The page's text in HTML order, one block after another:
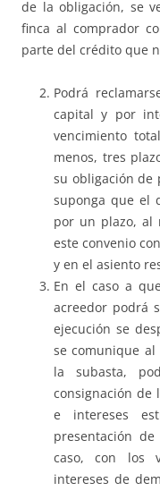
de la obligación, se
finca al comprador
parte del crédito que
Podrá
capital y por
vencimiento
menos, tres
su obligación de
suponga que el
por un plazo, al
este convenio
y en el asiento
En el caso a
acreedor podrá
ejecución se
se comunique
la subasta,
consignación de
e intereses
presentación
caso, con los
intereses de